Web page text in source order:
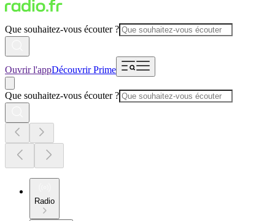
Que souhaitez-vous écouter ?
Ouvrir l'appDécouvrir Prime
Que souhaitez-vous écouter ?
Radio